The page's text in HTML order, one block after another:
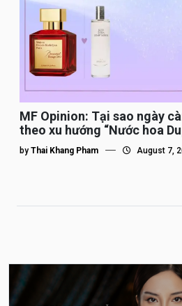
MF Opinion: Tại sao ngày
theo xu hướng “Nước hoa
by Thai Khang Pham August 7,